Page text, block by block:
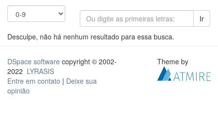
Ir
Desculpe, não há nenhum resultado para essa busca.
DSpace software copyright © 2002-
2022 LYRASIS
Entre em contato | Deixe sua
opinião
Theme by